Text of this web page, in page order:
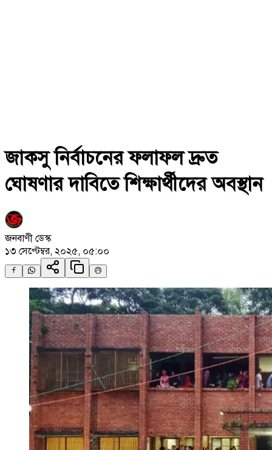
জাকসু নির্বাচনের ফলাফল দ্রুত
ঘোষণার দাবিতে শিক্ষার্থীদের অবস্থান
জনবাণী ডেস্ক
১৩ সেপ্টেম্বর, ২০২৫, ০৫:০০